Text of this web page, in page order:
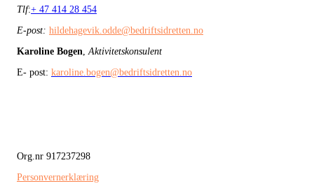
Tlf:+ 47 414 28 454
E-post: hildehagevik.odde@bedriftsidretten.no
Karoline Bogen,Aktivitetskonsulent
E- post: karoline.bogen@bedriftsidretten.no
Org.nr 917237298
Personvernerklæring